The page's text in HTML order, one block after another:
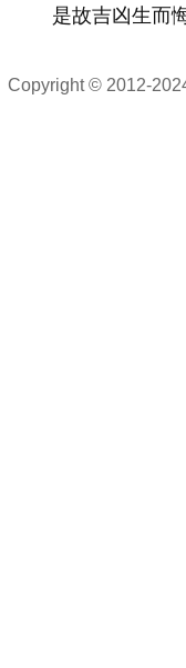
是故吉凶生而悔
Copyright © 2012-